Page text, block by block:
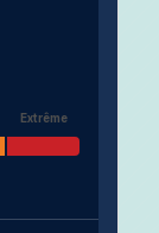
Extrême